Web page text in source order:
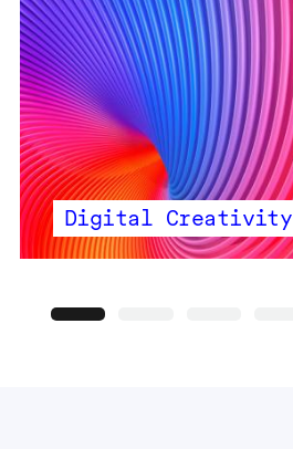
Digital Creativity